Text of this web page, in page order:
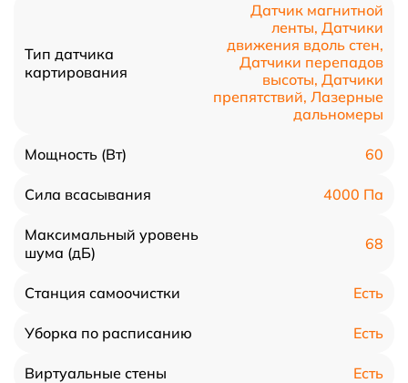
Тип датчика
картирования
Датчик магнитной
ленты, Датчики
движения вдоль стен,
Датчики перепадов
высоты, Датчики
препятствий, Лазерные
дальномеры
Мощность (Вт) 60
Сила всасывания 4000 Па
Максимальный уровень
шума (дБ)
68
Станция самоочистки Есть
Уборка по расписанию Есть
Виртуальные стены Есть